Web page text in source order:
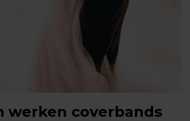
werken coverbands